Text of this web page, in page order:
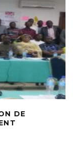
DE